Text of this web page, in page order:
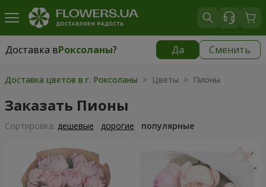
Доставка вРоксоланы? Да Сменить
Доставка вРоксоланы|
Доставка цветов в г. Роксоланы > Цветы > Пионы
Заказать Пионы
Cортировка: дешевые дорогие популярные